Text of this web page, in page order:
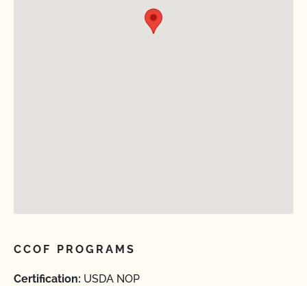
CCOF PROGRAMS
Certification: USDA NOP